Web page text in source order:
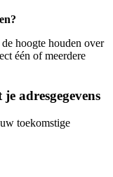
hoogte houden over
één of meerdere
adresgegevens
toekomstige